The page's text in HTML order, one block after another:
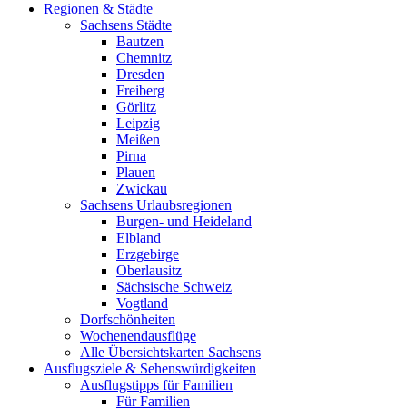
Regionen & Städte
Sachsens Städte
Bautzen
Chemnitz
Dresden
Freiberg
Görlitz
Leipzig
Meißen
Pirna
Plauen
Zwickau
Sachsens Urlaubsregionen
Burgen- und Heideland
Elbland
Erzgebirge
Oberlausitz
Sächsische Schweiz
Vogtland
Dorfschönheiten
Wochenendausflüge
Alle Übersichtskarten Sachsens
Ausflugsziele & Sehenswürdigkeiten
Ausflugstipps für Familien
Für Familien